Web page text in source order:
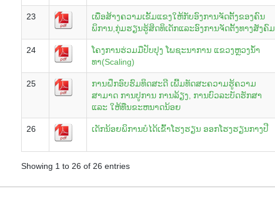
23
ເພື່ອສ້າງຄວາມເຂັ້ມແຂງໃຫ້ກັບອົງການຈັດຕັ້ງຂອງຄົນ
ພິການ,ກຸ່ມຮຽນຮູ້ສິດທິເດັກແລະອົງການຈັດຕັ້ງທາງສັງຄົມ
24
ໂຄງການຮ່ວມມືປັບປຸງ ໂພຊະນາການ ແຂວງຫຼວງນໍ້າ
ທາ(Scaling)
25
ການຝຶກອົບຮົມທິດສະດີ ເພີ້ມທັດສະຄວາມຮູ້ຄວາມ
ສາມາດ ການປູການ ການລ້ຽງ, ການບົວລະບັດຮັກສາ
ແລະ ໃຫ້ທືນຂະຫນາດນ້ອຍ
26 ເດັກນ້ອຍພິການບໍໄດ້ເຂົ້າໂຮງຮຽນ ອອກໂຮງຮຽນກາງປີ
Showing 1 to 26 of 26 entries